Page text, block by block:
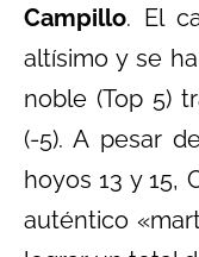
Campillo. El
altísimo y se
noble (Top 5)
(-5). A pesar
hoyos 13 y 15,
auténtico